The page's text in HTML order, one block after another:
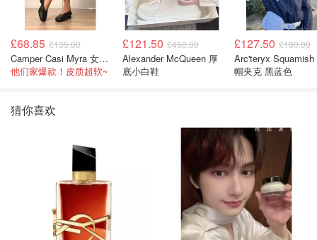
£68.85 £135.00
Camper Casi Myra 女士乐福鞋
他们家爆款！皮质超软~
£121.50 £450.00
Alexander McQueen 厚
底小白鞋
£127.50 £180.00
Arc'teryx Squamish
帽夹克 黑蓝色
猜你喜欢